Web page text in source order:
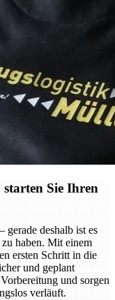
Sie Ihren
deshalb ist es
haben. Mit einem
ersten Schritt in die
und geplant
und sorgen
verläuft.